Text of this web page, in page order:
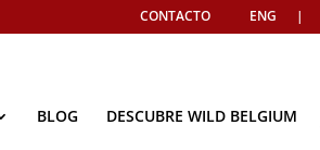
CONTACTO ENG |
BLOG DESCUBRE WILD BELGIUM